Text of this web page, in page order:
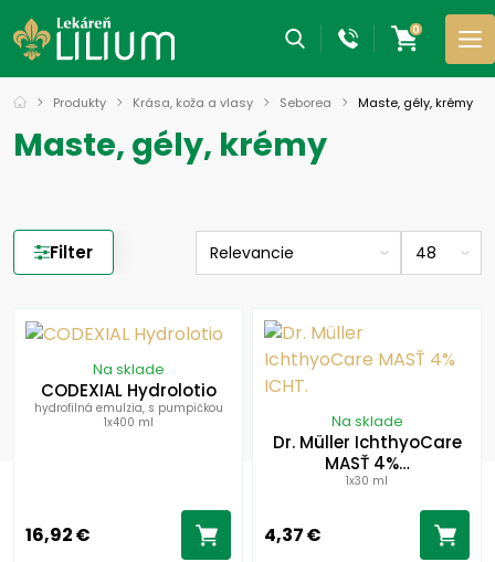
0
Produkty Krása, koža a vlasy Seborea Maste, gély, krémy
Maste, gély, krémy
Filter
Na sklade
CODEXIAL Hydrolotio
hydrofilná emulzia, s pumpičkou
1x400 ml
16,92 €
Na sklade
Dr. Müller IchthyoCare
MASŤ 4%…
1x30 ml
4,37 €